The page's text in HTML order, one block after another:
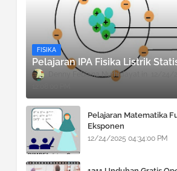
FISIKA
Pelajaran IPA Fisika Listrik
Denny Febiana Nurhidayat
Pelajaran Matematika
Eksponen
12/24/2025 04:34:00 PM